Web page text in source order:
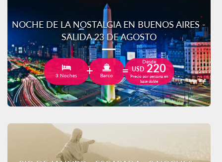
NOCHE DE LA NOSTALGIA EN BUENOS AIRES -
SALIDA 23 DE AGOSTO
3 Noches Barco
Desde
USD 220
Precio por persona en
base doble